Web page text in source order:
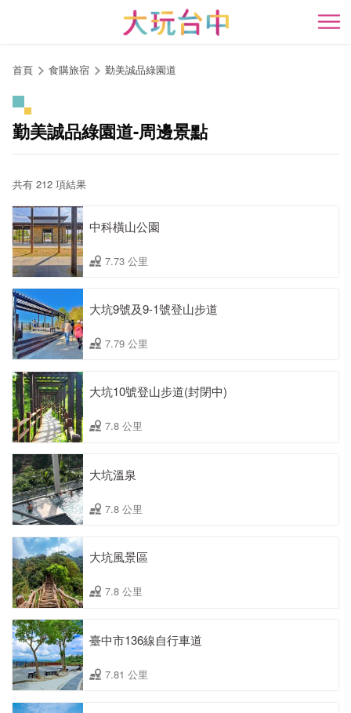
開
首頁 食購旅宿 勤美誠品綠園道
勤美誠品綠園道-周邊景點
共有 212 項結果
中科橫山公園
7.73 公里
大坑9號及9-1號登山步道
7.79 公里
大坑10號登山步道(封閉中)
7.8 公里
大坑溫泉
7.8 公里
大坑風景區
7.8 公里
臺中市136線自行車道
7.81 公里